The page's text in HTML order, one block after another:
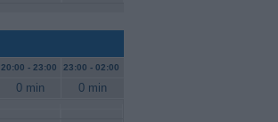
20:00 - 23:00 23:00 - 02:00
0 min 0 min